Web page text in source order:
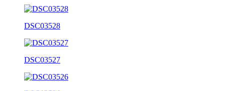
DSC03528
DSC03527